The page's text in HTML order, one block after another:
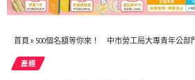
首頁 » 500個名額等你來！ 中市勞工局大專青年公部
產經